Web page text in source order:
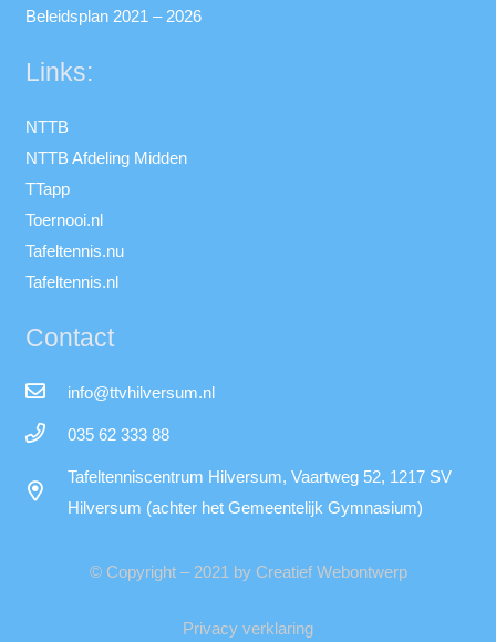
Beleidsplan 2021 – 2026
Links:
NTTB
NTTB Afdeling Midden
TTapp
Toernooi.nl
Tafeltennis.nu
Tafeltennis.nl
Contact
info@ttvhilversum.nl
035 62 333 88
Tafeltenniscentrum Hilversum, Vaartweg 52, 1217 SV
Hilversum (achter het Gemeentelijk Gymnasium)
© Copyright – 2021 by Creatief Webontwerp
Privacy verklaring